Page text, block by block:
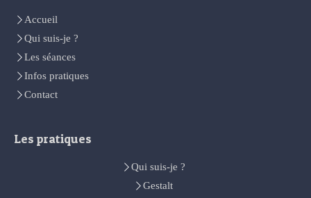
Accueil
Qui suis-je ?
Les séances
Infos pratiques
Contact
Les pratiques
Qui suis-je ?
Gestalt